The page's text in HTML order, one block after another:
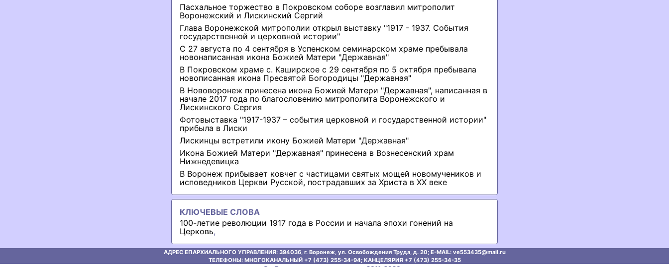
Пасхальное торжество в Покровском соборе возглавил митрополит
Воронежский и Лискинский Сергий
Глава Воронежской митрополии открыл выставку "1917 - 1937. События
государственной и церковной истории"
С 27 августа по 4 сентября в Успенском семинарском храме пребывала
новонаписанная икона Божией Матери "Державная"
В Покровском храме с. Каширское с 29 сентября по 5 октября пребывала
новописанная икона Пресвятой Богородицы "Державная"
В Нововоронеж принесена икона Божией Матери "Державная", написанная в
начале 2017 года по благословению митрополита Воронежского и
Лискинского Сергия
Фотовыставка "1917-1937 – события церковной и государственной истории"
прибыла в Лиски
Лискинцы встретили икону Божией Матери "Державная"
Икона Божией Матери "Державная" принесена в Вознесенский храм
Нижнедевицка
В Воронеж прибывает ковчег с частицами святых мощей новомучеников и
исповедников Церкви Русской, пострадавших за Христа в ХХ веке
КЛЮЧЕВЫЕ СЛОВА
100-летие революции 1917 года в России и начала эпохи гонений на
Церковь,
АДРЕС ЕПАРХИАЛЬНОГО УПРАВЛЕНИЯ: 394036, г. Воронеж, ул. Освобождения Труда, д. 20; E-MAIL: ve553435@mаil.ru
ТЕЛЕФОНЫ: МНОГОКАНАЛЬНЫЙ +7 (473) 255-34-94; КАНЦЕЛЯРИЯ +7 (473) 255-34-35